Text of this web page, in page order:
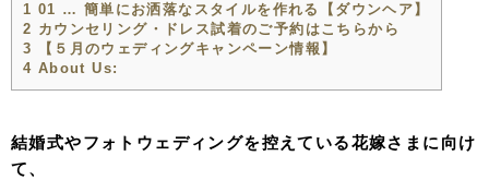
1 01 … 簡単にお洒落なスタイルを作れる【ダウンヘア】
2 カウンセリング・ドレス試着のご予約はこちらから
3 【５月のウェディングキャンペーン情報】
4 About Us:
結婚式やフォトウェディングを控えている花嫁さまに向け
て、